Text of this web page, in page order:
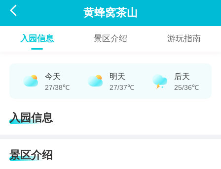
 黄蜂窝茶山
入园信息 景区介绍 游玩指南
今天
27/38℃
明天
27/37℃
后天
25/36℃
入园信息
景区介绍